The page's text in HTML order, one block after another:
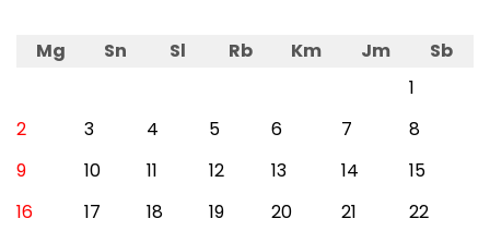
Mg Sn Sl Rb Km Jm
Sb
1
2
3 4 5 6 7
8
9
10 11 12 13 14
15
16
17 18 19 20 21
22